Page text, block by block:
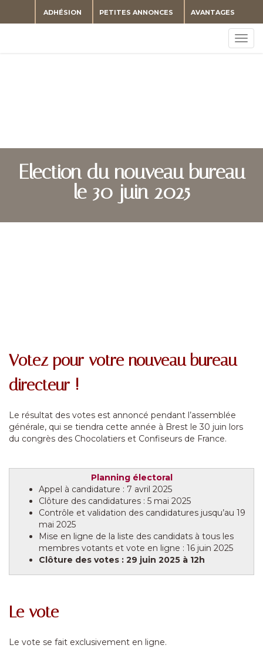
AVANTAGES
PETITES ANNONCES
ADHÉSION
Election du nouveau bureau
le 30 juin 2025
Votez pour votre nouveau bureau
directeur !
Le résultat des votes est annoncé pendant l’assemblée
générale, qui se tiendra cette année à Brest le 30 juin lors
du congrès des Chocolatiers et Confiseurs de France.
Planning électoral
Appel à candidature : 7 avril 2025
Clôture des candidatures : 5 mai 2025
Contrôle et validation des candidatures jusqu’au 19
mai 2025
Mise en ligne de la liste des candidats à tous les
membres votants et vote en ligne : 16 juin 2025
Clôture des votes : 29 juin 2025 à 12h
Le vote
Le vote se fait exclusivement en ligne.